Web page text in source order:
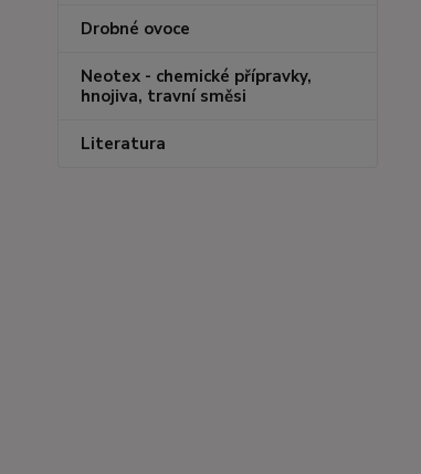
Drobné ovoce
Neotex - chemické přípravky,
hnojiva, travní směsi
Literatura